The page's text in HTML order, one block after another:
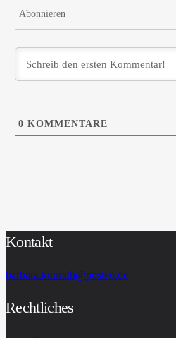
Abonnieren
0 KOMMENTARE
Kontakt
barbara.kunrath@posteo.de
Rechtliches